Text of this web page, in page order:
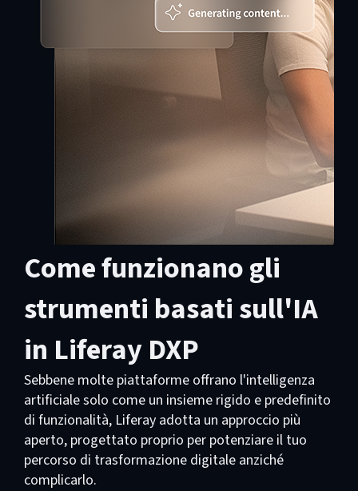
Come funzionano gli
strumenti basati sull'IA
in Liferay DXP
Sebbene molte piattaforme offrano l'intelligenza
artificiale solo come un insieme rigido e predefinito
di funzionalità, Liferay adotta un approccio più
aperto, progettato proprio per potenziare il tuo
percorso di trasformazione digitale anziché
complicarlo.